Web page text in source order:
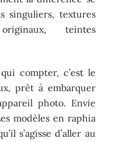
singuliers, textures
teintes
compter, c’est le
prêt à embarquer
photo. Envie
modèles en raphia
s’agisse d’aller au